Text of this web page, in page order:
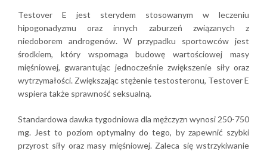
Testover E jest sterydem stosowanym w leczeniu
hipogonadyzmu oraz innych zaburzeń związanych z
niedoborem androgenów. W przypadku sportowców jest
środkiem, który wspomaga budowę wartościowej masy
mięśniowej, gwarantując jednocześnie zwiększenie siły oraz
wytrzymałości. Zwiększając stężenie testosteronu, Testover E
wspiera także sprawność seksualną.
Standardowa dawka tygodniowa dla mężczyzn wynosi 250-750
mg. Jest to poziom optymalny do tego, by zapewnić szybki
przyrost siły oraz masy mięśniowej. Zaleca się wstrzykiwanie